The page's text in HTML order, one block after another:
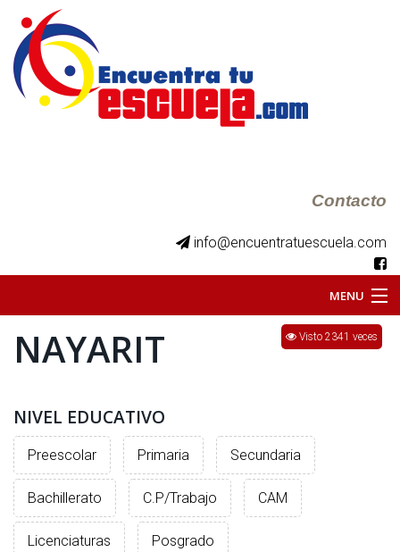
Contacto
info@encuentratuescuela.com
MENU
INICIO
INTERÉS
AFILIADOS
ESCUELA DE LA REPUBLICA
CONTRATA PUBLICIDAD
NAYARIT Visto 2341 veces
NIVEL EDUCATIVO
Preescolar Primaria Secundaria
Bachillerato C.P/Trabajo CAM
Licenciaturas Posgrado